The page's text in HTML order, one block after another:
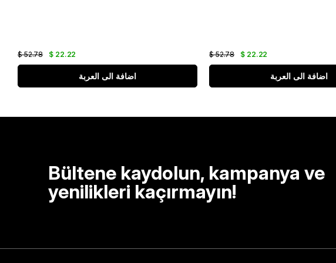
$ 22.22
$ 52.78
اضافة الى العربة
$ 22.22
$ 52.78
اضافة الى العربة
Bültene kaydolun, kampanya ve
yenilikleri kaçırmayın!